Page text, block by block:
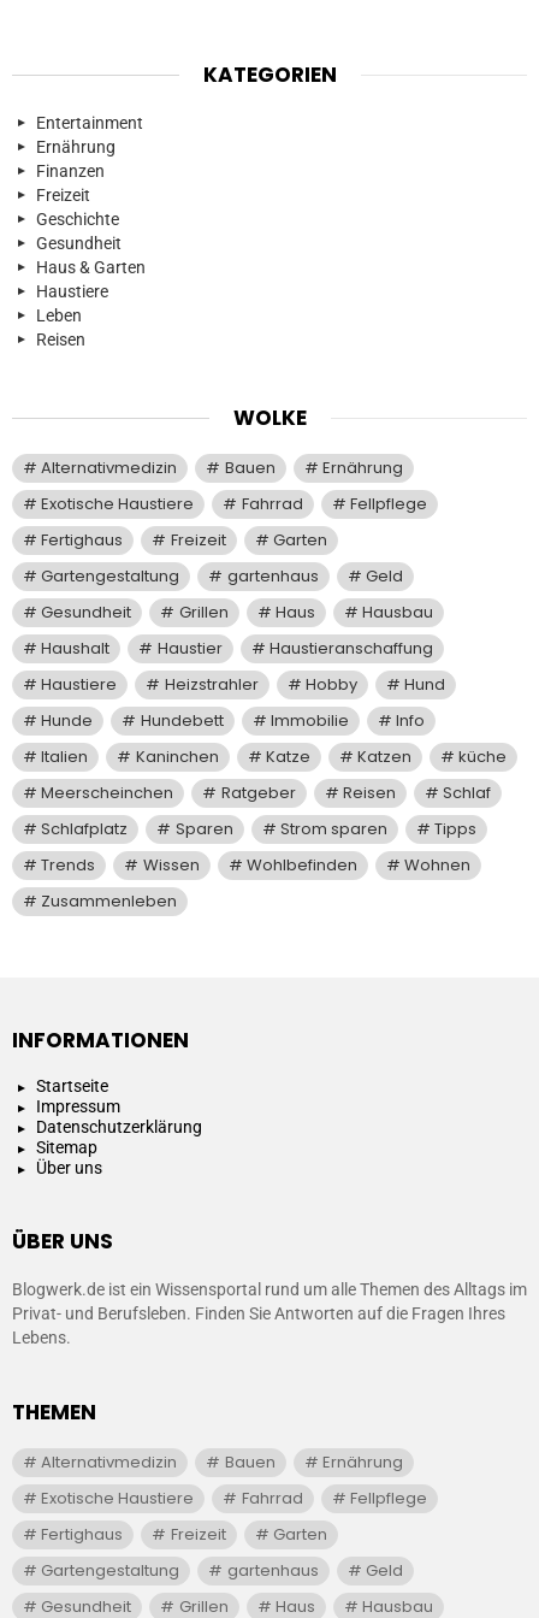
KATEGORIEN
Entertainment
Ernährung
Finanzen
Freizeit
Geschichte
Gesundheit
Haus & Garten
Haustiere
Leben
Reisen
WOLKE
Alternativmedizin Bauen
Ernährung
Exotische Haustiere
Fahrrad
Fellpflege
Fertighaus
Freizeit
Garten
Gartengestaltung
gartenhaus
Geld
Gesundheit
Grillen Haus
Hausbau
Haushalt
Haustier
Haustieranschaffung
Haustiere
Heizstrahler Hobby
Hund
Hunde
Hundebett Immobilie
Info
Italien
Kaninchen Katze Katzen
küche
Meerscheinchen
Ratgeber Reisen
Schlaf
Schlafplatz
Sparen Strom sparen
Tipps
Trends
Wissen Wohlbefinden
Wohnen
Zusammenleben
INFORMATIONEN
Startseite
Impressum
Datenschutzerklärung
Sitemap
Über uns
ÜBER UNS
Blogwerk.de ist ein Wissensportal rund um alle Themen des Alltags im
Privat- und Berufsleben. Finden Sie Antworten auf die Fragen Ihres
Lebens.
THEMEN
Alternativmedizin Bauen
Ernährung
Exotische Haustiere
Fahrrad
Fellpflege
Fertighaus
Freizeit
Garten
Gartengestaltung
gartenhaus
Geld
Gesundheit
Grillen Haus Hausbau